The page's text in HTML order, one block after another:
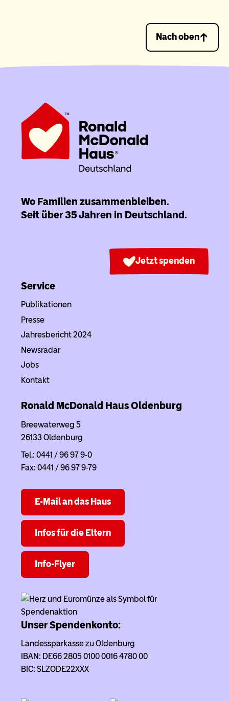
Nach oben
Wo Familien zusammenbleiben.
Seit über 35 Jahren in Deutschland.
Jetzt spenden
Service
Publikationen
Presse
Jahresbericht 2024
Newsradar
Jobs
Kontakt
Ronald McDonald HausOldenburg
Breewaterweg 5
26133 Oldenburg
Tel.: 0441 / 96 97 9-0
Fax: 0441 / 96 97 9-79
E-Mail an das Haus
Infos für die Eltern
Info-Flyer
Unser Spendenkonto:
Landessparkasse zu Oldenburg
IBAN: DE66 2805 0100 0016 4780 00
BIC: SLZODE22XXX